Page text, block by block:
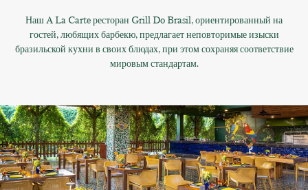
Наш A La Carte ресторан Grill Do Brasil, ориентированный на
гостей, любящих барбекю, предлагает неповторимые изыски
бразильской кухни в своих блюдах, при этом сохраняя соответствие
мировым стандартам.